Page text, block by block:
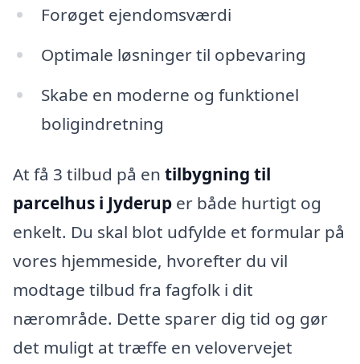
Forøget ejendomsværdi
Optimale løsninger til opbevaring
Skabe en moderne og funktionel
boligindretning
At få 3 tilbud på en tilbygning til
parcelhus i Jyderup er både hurtigt og
enkelt. Du skal blot udfylde et formular på
vores hjemmeside, hvorefter du vil
modtage tilbud fra fagfolk i dit
nærområde. Dette sparer dig tid og gør
det muligt at træffe en velovervejet